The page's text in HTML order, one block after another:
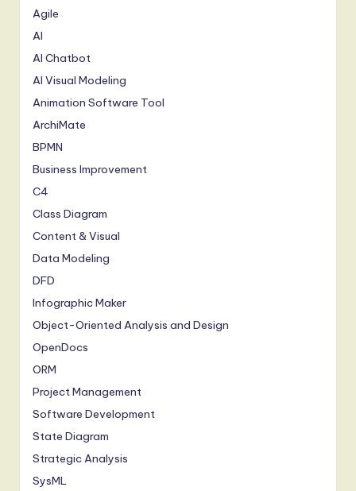
Agile
AI
AI Chatbot
AI Visual Modeling
Animation Software Tool
ArchiMate
BPMN
Business Improvement
C4
Class Diagram
Content & Visual
Data Modeling
DFD
Infographic Maker
Object-Oriented Analysis and Design
OpenDocs
ORM
Project Management
Software Development
State Diagram
Strategic Analysis
SysML